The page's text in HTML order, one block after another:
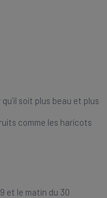
qu’il soit plus beau et plus
comme les haricots
et le matin du 30